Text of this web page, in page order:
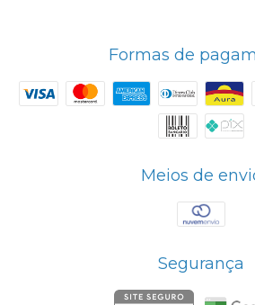
Formas de
Meios de
Segurança